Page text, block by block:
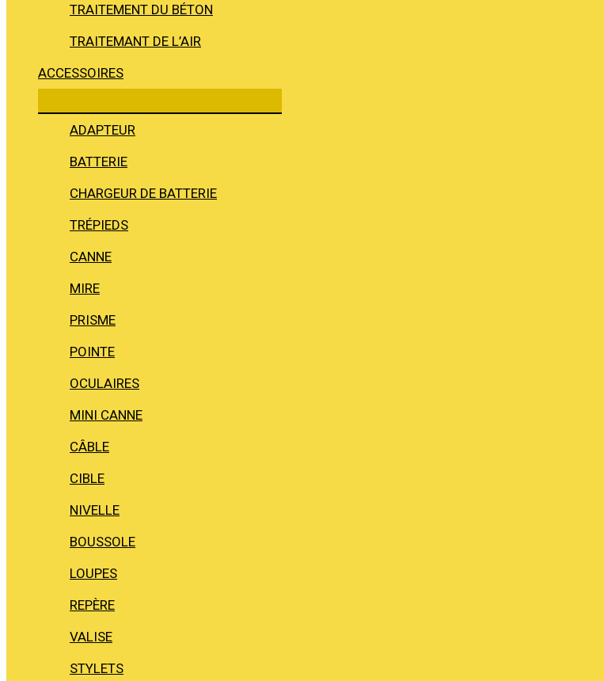
TRAITEMENT DU BÉTON
TRAITEMANT DE L’AIR
ACCESSOIRES
ADAPTEUR
BATTERIE
CHARGEUR DE BATTERIE
TRÉPIEDS
CANNE
MIRE
PRISME
POINTE
OCULAIRES
MINI CANNE
CÂBLE
CIBLE
NIVELLE
BOUSSOLE
LOUPES
REPÈRE
VALISE
STYLETS